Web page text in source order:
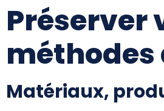
Préserver
Matériaux,